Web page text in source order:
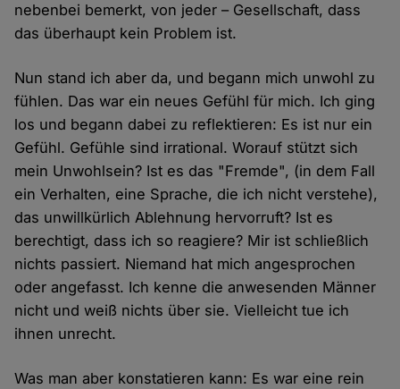
nebenbei bemerkt, von jeder – Gesellschaft, dass
das überhaupt kein Problem ist.
Nun stand ich aber da, und begann mich unwohl zu
fühlen. Das war ein neues Gefühl für mich. Ich ging
los und begann dabei zu reflektieren: Es ist nur ein
Gefühl. Gefühle sind irrational. Worauf stützt sich
mein Unwohlsein? Ist es das "Fremde", (in dem Fall
ein Verhalten, eine Sprache, die ich nicht verstehe),
das unwillkürlich Ablehnung hervorruft? Ist es
berechtigt, dass ich so reagiere? Mir ist schließlich
nichts passiert. Niemand hat mich angesprochen
oder angefasst. Ich kenne die anwesenden Männer
nicht und weiß nichts über sie. Vielleicht tue ich
ihnen unrecht.
Was man aber konstatieren kann: Es war eine rein